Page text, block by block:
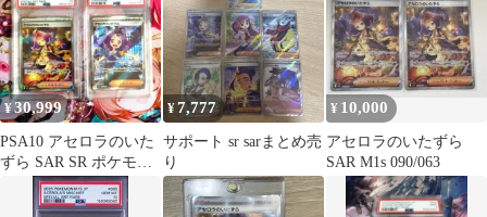
¥30,999
PSA10 アセロラのいた
ずら SAR SR ポケモン
カード 2連番
¥7,777
サポート sr sarまとめ売
り
¥ 10,000
アセロラのいたずら
SAR M1s 090/063